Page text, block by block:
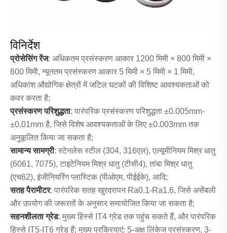
विनिर्देश
प्रोसेसिंग रेंज: अधिकतम प्रसंस्करण आकार 1200 मिमी × 800 मिमी ×
600 मिमी, न्यूनतम प्रसंस्करण आकार 5 मिमी × 5 मिमी × 1 मिमी,
अधिकांश औद्योगिक क्षेत्रों में जटिल घटकों की विशिष्ट आवश्यकताओं को
कवर करता है;
प्रसंस्करण परिशुद्धता: पारंपरिक प्रसंस्करण परिशुद्धता ±0.005mm-
±0.01mm है, जिसे विशेष आवश्यकताओं के लिए ±0.003mm तक
अनुकूलित किया जा सकता है;
सामान्य सामग्री: स्टेनलेस स्टील (304, 316एल), एल्यूमीनियम मिश्र धातु
(6061, 7075), टाइटेनियम मिश्र धातु (टीसी4), तांबा मिश्र धातु
(एच62), इंजीनियरिंग प्लास्टिक (पीओएम, पीईईके), आदि;
सतह पैरामीटर: पारंपरिक सतह खुरदरापन Ra0.1-Ra1.6, जिसे असेंबली
और उपयोग की जरूरतों के अनुसार समायोजित किया जा सकता है;
सहनशीलता ग्रेड: मुख्य हिस्से IT4 ग्रेड तक पहुंच सकते हैं, और पारंपरिक
हिस्से IT5-IT6 ग्रेड हैं; मुख्य प्रक्रियाएं: 5-अक्ष लिंकेज प्रसंस्करण, 3-